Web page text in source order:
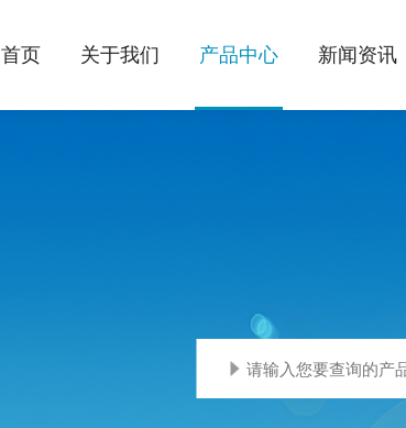
首页 关于我们 产品中心 新闻资讯